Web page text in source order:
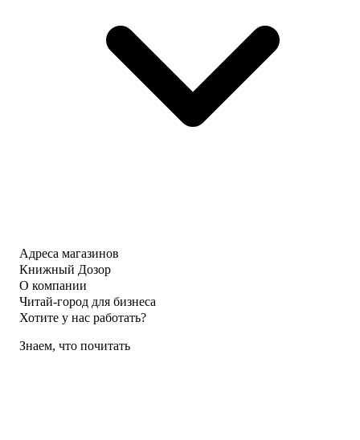
Адреса магазинов
Книжный Дозор
О компании
Читай-город для бизнеса
Хотите у нас работать?
Знаем, что почитать